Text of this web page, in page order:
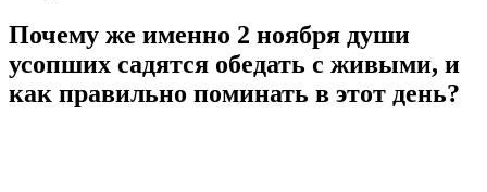
Почему же именно 2 ноября души
усопших садятся обедать с живыми, и
как правильно поминать в этот день?